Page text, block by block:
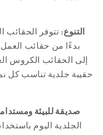
التنوع:تتوفر الحقائب
بدءًا من حقائب العمل
إلى الحقائب الكروس
حقيبة جلدية تناسب كل
صديقة للبيئة
الجلدية اليوم